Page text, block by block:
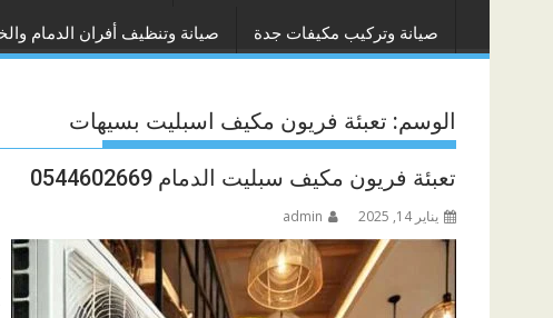
صيانة وتركيب مكيفات جدة صيانة وتنظيف أفران الدمام
الوسم: تعبئة فريون مكيف اسبليت بسيهات
تعبئة فريون مكيف سبليت الدمام 0544602669
يناير 14, 2025 admin